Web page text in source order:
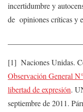
incertidumbre y
de opiniones críticas y
[1] Naciones Unidas.
Observación General
libertad de expresión.
septiembre de 2011.